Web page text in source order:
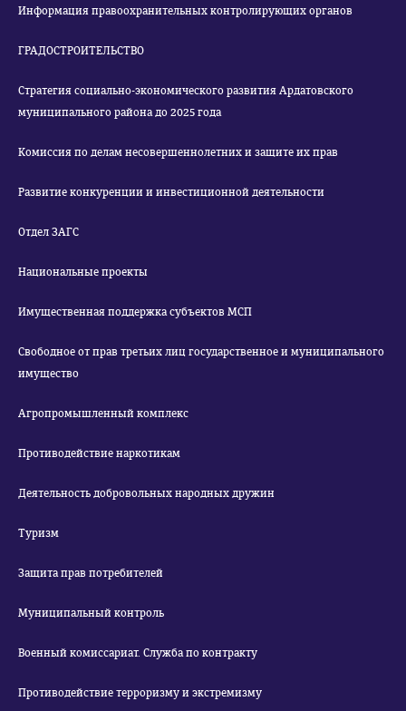
Информация правоохранительных контролирующих органов
ГРАДОСТРОИТЕЛЬСТВО
Стратегия социально-экономического развития Ардатовского
муниципального района до 2025 года
Комиссия по делам несовершеннолетних и защите их прав
Развитие конкуренции и инвестиционной деятельности
Отдел ЗАГС
Национальные проекты
Имущественная поддержка субъектов МСП
Свободное от прав третьих лиц государственное и муниципального
имущество
Агропромышленный комплекс
Противодействие наркотикам
Деятельность добровольных народных дружин
Туризм
Защита прав потребителей
Муниципальный контроль
Военный комиссариат. Служба по контракту
Противодействие терроризму и экстремизму